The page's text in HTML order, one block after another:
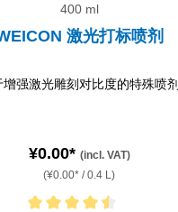
400 ml
激光打标喷剂
增强激光雕刻对比度的特殊喷剂
¥0.00* (incl. VAT)
(¥0.00* / 0.4 L)